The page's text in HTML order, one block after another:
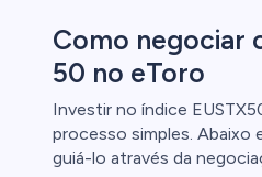
Como negociar
50 no eToro
Investir no índice
processo simples. Abaixo
guiá-lo através da